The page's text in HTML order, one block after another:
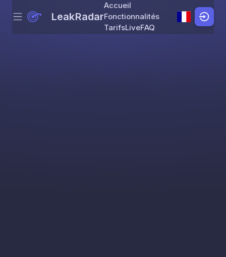
Skip to content
Menu LeakRadar
Accueil
Fonctionnalités
TarifsLiveFAQ